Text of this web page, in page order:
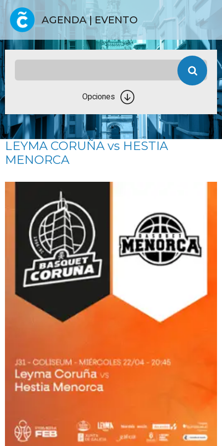
AGENDA | EVENTO
Opciones
LEYMA CORUÑA vs HESTIA
MENORCA